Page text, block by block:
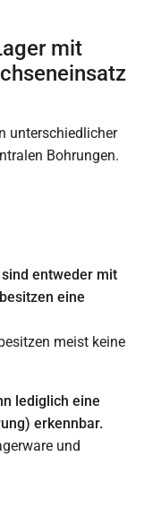
mit
entweder mit
eine
meist keine
lediglich eine
erkennbar.
und